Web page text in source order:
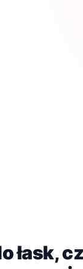
łask,